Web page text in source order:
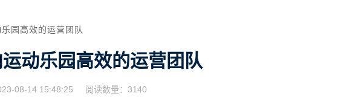
园高效的运营团队
动乐园高效的运营团队
08-14 15:48:25 阅读数量：3140